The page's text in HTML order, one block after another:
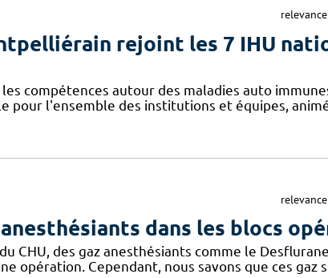
rejoint les 7 IHU
compétences autour des maladies auto
pour l'ensemble des institutions et équipes,
anesthésiants dans les blocs
CHU, des gaz anesthésiants comme le
opération. Cependant, nous savons que ces gaz